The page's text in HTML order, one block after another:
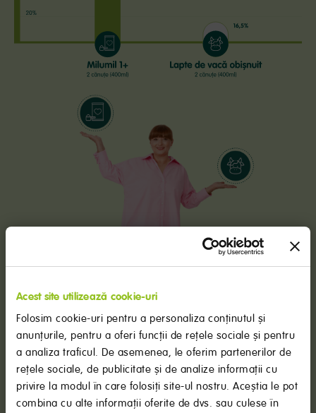
Acest site utilizează cookie-uri
Folosim cookie-uri pentru a personaliza conținutul și
anunțurile, pentru a oferi funcții de rețele sociale și pentru
a analiza traficul. De asemenea, le oferim partenerilor de
rețele sociale, de publicitate și de analize informații cu
privire la modul în care folosiți site-ul nostru. Aceștia le pot
combina cu alte informații oferite de dvs. sau culese în
*Analiză realizată în perioada iunie 2021 de Dr. Diana Voican, Medic
Medicină Generală-Pediatrie, Nutriție și Nutriție Pediatrică